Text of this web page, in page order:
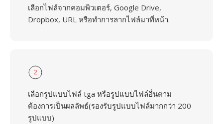
เลือกไฟล์จากคอมพิวเตอร์, Google Drive,
Dropbox, URL หรือทำการลากไฟล์มาที่หน้า.
2
เลือกรูปแบบไฟล์ tga หรือรูปแบบไฟล์อื่นตาม
ต้องการเป็นผลลัพธ์(รองรับรูปแบบไฟล์มากกว่า 200
รูปแบบ)